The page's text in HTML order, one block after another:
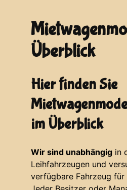
Überblick
Hier finden Sie
im Überblick
Wir sind unabhängig in
Leihfahrzeugen und
verfügbare Fahrzeug für